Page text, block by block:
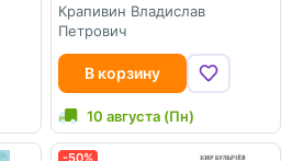
Крапивин Владислав
Петрович
В корзину
10 августа (Пн)